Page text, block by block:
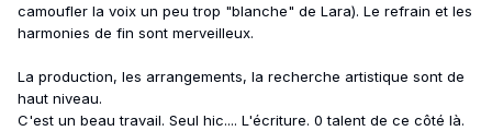
camoufler la voix un peu trop "blanche" de Lara). Le refrain et les
harmonies de fin sont merveilleux.
La production, les arrangements, la recherche artistique sont de
haut niveau.
C'est un beau travail. Seul hic.... L'écriture. 0 talent de ce côté là.